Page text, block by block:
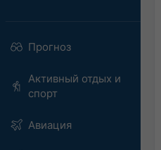
Прогноз
Активный отдых и
спорт
Авиация